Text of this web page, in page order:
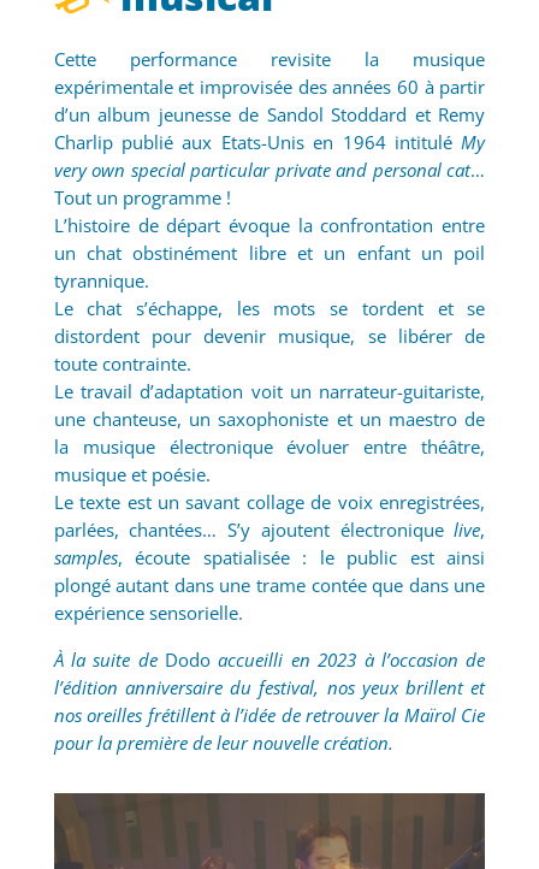
Cette performance revisite la musique
expérimentale et improvisée des années 60 à partir
d’un album jeunesse de Sandol Stoddard et Remy
Charlip publié aux Etats-Unis en 1964 intituléMy
very own special particular private and personal cat…
Tout un programme !
L’histoire de départ évoque la confrontation entre
un chat obstinément libre et un enfant un poil
tyrannique.
Le chat s’échappe, les mots se tordent et se
distordent pour devenir musique, se libérer de
toute contrainte.
Le travail d’adaptation voit un narrateur-guitariste,
une chanteuse, un saxophoniste et un maestro de
la musique électronique évoluer entre théâtre,
musique et poésie.
Le texte est un savant collage de voix enregistrées,
parlées, chantées… S’y ajoutent électroniquelive,
samples, écoute spatialisée : le public est ainsi
plongé autant dans une trame contée que dans une
expérience sensorielle.
À la suite de Dodo accueilli en 2023 à l’occasion de
l’édition anniversaire du festival, nos yeux brillent et
nos oreilles frétillent à l’idée de retrouver la Maïrol Cie
pour la première de leur nouvelle création.